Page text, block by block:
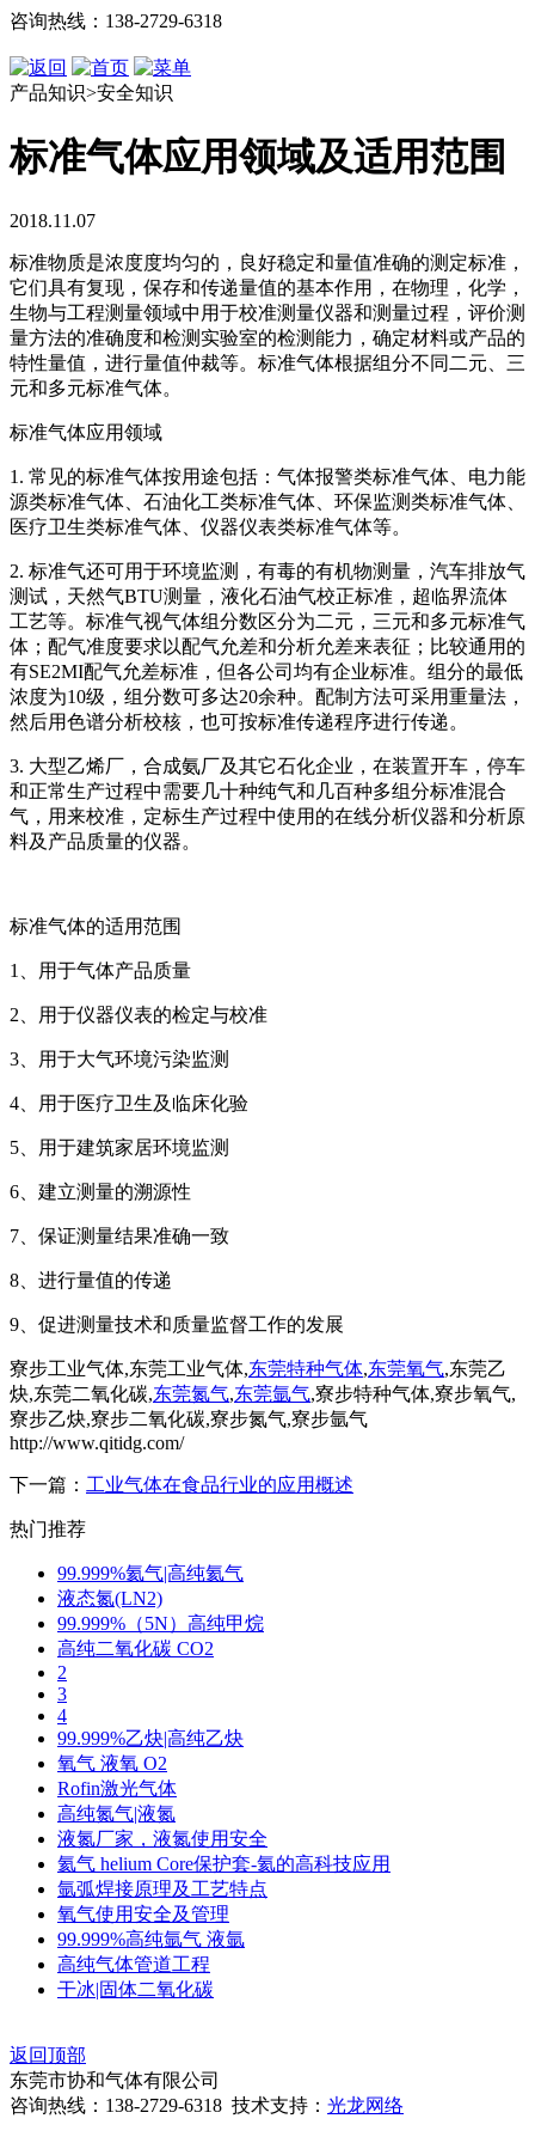
咨询热线：138-2729-6318
产品知识>安全知识
标准气体应用领域及适用范围
2018.11.07
标准物质是浓度度均匀的，良好稳定和量值准确的测定标准，
它们具有复现，保存和传递量值的基本作用，在物理，化学，
生物与工程测量领域中用于校准测量仪器和测量过程，评价测
量方法的准确度和检测实验室的检测能力，确定材料或产品的
特性量值，进行量值仲裁等。标准气体根据组分不同二元、三
元和多元标准气体。
标准气体应用领域
1. 常见的标准气体按用途包括：气体报警类标准气体、电力能
源类标准气体、石油化工类标准气体、环保监测类标准气体、
医疗卫生类标准气体、仪器仪表类标准气体等。
2. 标准气还可用于环境监测，有毒的有机物测量，汽车排放气
测试，天然气BTU测量，液化石油气校正标准，超临界流体
工艺等。标准气视气体组分数区分为二元，三元和多元标准气
体；配气准度要求以配气允差和分析允差来表征；比较通用的
有SE2MI配气允差标准，但各公司均有企业标准。组分的最低
浓度为10级，组分数可多达20余种。配制方法可采用重量法，
然后用色谱分析校核，也可按标准传递程序进行传递。
3. 大型乙烯厂，合成氨厂及其它石化企业，在装置开车，停车
和正常生产过程中需要几十种纯气和几百种多组分标准混合
气，用来校准，定标生产过程中使用的在线分析仪器和分析原
料及产品质量的仪器。
标准气体的适用范围
1、用于气体产品质量
2、用于仪器仪表的检定与校准
3、用于大气环境污染监测
4、用于医疗卫生及临床化验
5、用于建筑家居环境监测
6、建立测量的溯源性
7、保证测量结果准确一致
8、进行量值的传递
9、促进测量技术和质量监督工作的发展
寮步工业气体,东莞工业气体,东莞特种气体,东莞氧气,东莞乙
炔,东莞二氧化碳,东莞氮气,东莞氩气,寮步特种气体,寮步氧气,
寮步乙炔,寮步二氧化碳,寮步氮气,寮步氩气
http://www.qitidg.com/
下一篇： 工业气体在食品行业的应用概述
热门推荐
99.999%氦气|高纯氦气
液态氮(LN2)
99.999%（5N）高纯甲烷
高纯二氧化碳 CO2
2
3
4
99.999%乙炔|高纯乙炔
氧气 液氧 O2
Rofin激光气体
高纯氮气|液氮
液氮厂家，液氮使用安全
氦气 helium Core保护套-氦的高科技应用
氩弧焊接原理及工艺特点
氧气使用安全及管理
99.999%高纯氩气 液氩
高纯气体管道工程
干冰|固体二氧化碳
返回顶部
东莞市协和气体有限公司
咨询热线：138-2729-6318 技术支持： 光龙网络